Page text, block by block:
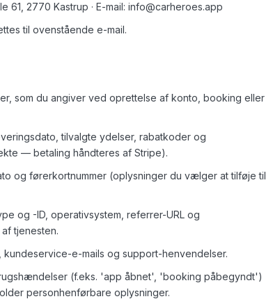
61, 2770 Kastrup · E-mail: info@carheroes.app
til ovenstående e-mail.
som du angiver ved oprettelse af konto, booking eller
tilvalgte ydelser, rabatkoder og
— betaling håndteres af Stripe).
og førerkortnummer (oplysninger du vælger at tilføje til
og -ID, operativsystem, referrer-URL og
tjenesten.
e-mails og support-henvendelser.
(f.eks. 'app åbnet', 'booking påbegyndt')
personhenførbare oplysninger.